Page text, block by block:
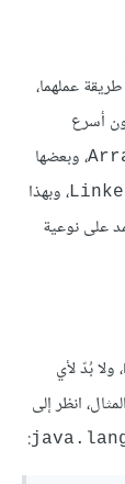
عملهما،
أسرع
، وبعضها
، وبهذا
على نوعية
تُحدّد الواجهة بلغة جافا مجموعةً من التوابع methods، ولا بُدّ لأي
انظر إلى
: